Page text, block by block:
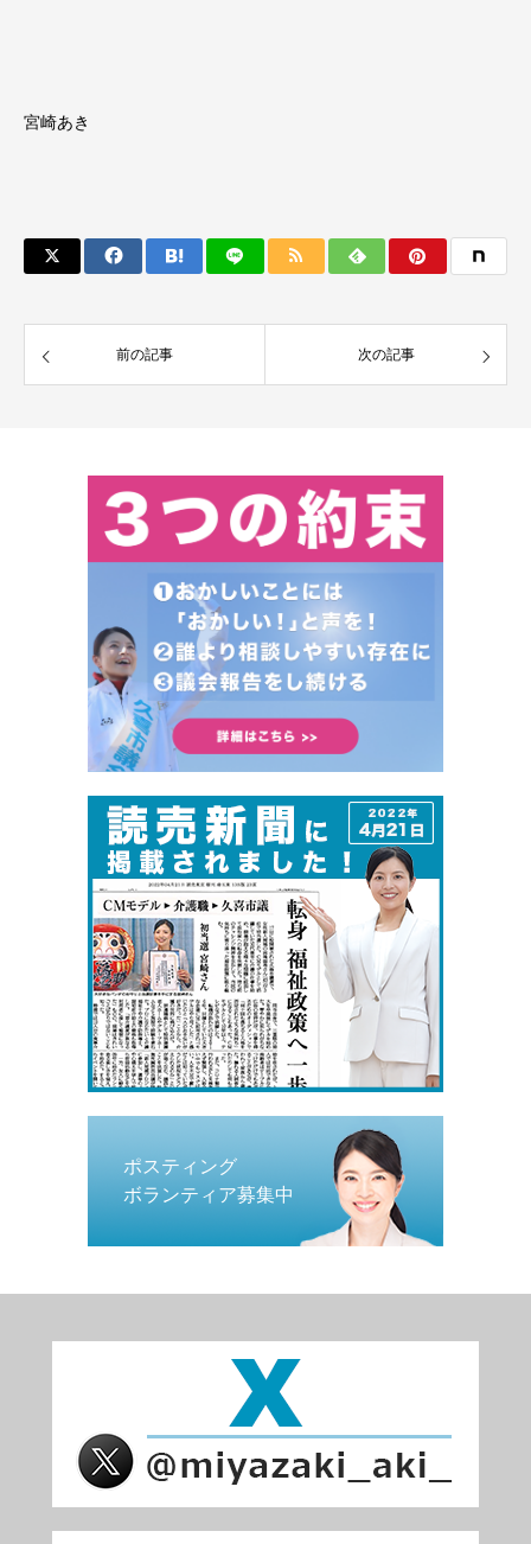
宮崎あき
前の記事 次の記事
ポスティング
ボランティア募集中